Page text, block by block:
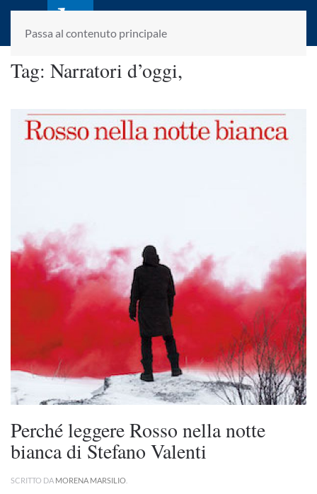
Passa al contenuto principale
laletteraturaenoi.it
fondato da Romano Luperini
Tag: Narratori d’oggi,
Perché leggere Rosso nella notte
bianca di Stefano Valenti
SCRITTO DA MORENA MARSILIO